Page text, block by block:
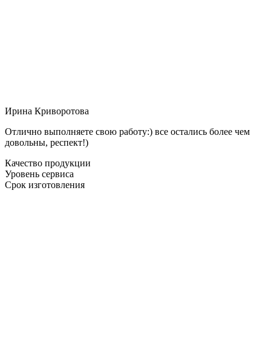
Ирина Криворотова
Отлично выполняете свою работу:) все остались более чем
довольны, респект!)
Качество продукции
Уровень сервиса
Срок изготовления